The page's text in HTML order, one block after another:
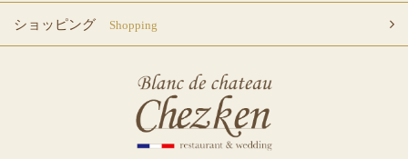
ショッピング Shopping